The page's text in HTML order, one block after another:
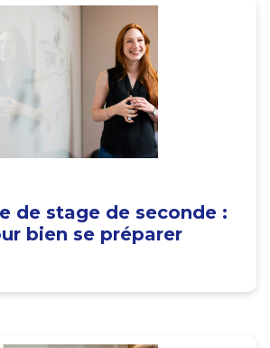
de stage de seconde :
bien se préparer